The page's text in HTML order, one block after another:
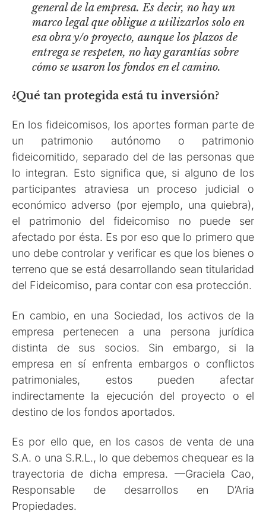
general de la empresa. Es decir, no hay un
marco legal que obligue a utilizarlos solo en
esa obra y/o proyecto, aunque los plazos de
entrega se respeten, no hay garantías sobre
cómo se usaron los fondos en el camino.
¿Qué tan protegida está tu inversión?
En los fideicomisos, los aportes forman parte de
un patrimonio autónomo o patrimonio
fideicomitido, separado del de las personas que
lo integran. Esto significa que, si alguno de los
participantes atraviesa un proceso judicial o
económico adverso (por ejemplo, una quiebra),
el patrimonio del fideicomiso no puede ser
afectado por ésta. Es por eso que lo primero que
uno debe controlar y verificar es que los bienes o
terreno que se está desarrollando sean titularidad
del Fideicomiso, para contar con esa protección.
En cambio, en una Sociedad, los activos de la
empresa pertenecen a una persona jurídica
distinta de sus socios. Sin embargo, si la
empresa en sí enfrenta embargos o conflictos
patrimoniales, estos pueden afectar
indirectamente la ejecución del proyecto o el
destino de los fondos aportados.
Es por ello que, en los casos de venta de una
S.A. o una S.R.L., lo que debemos chequear es la
trayectoria de dicha empresa. —Graciela Cao,
Responsable de desarrollos en D’Aria
Propiedades.